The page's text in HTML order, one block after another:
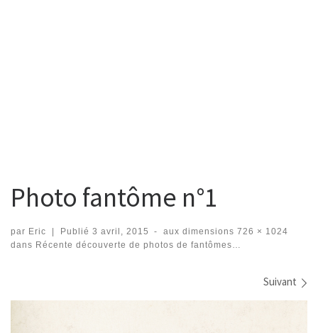
Photo fantôme n°1
par Eric | Publié 3 avril, 2015 - aux dimensions 726 × 1024
dans Récente découverte de photos de fantômes…
Suivant